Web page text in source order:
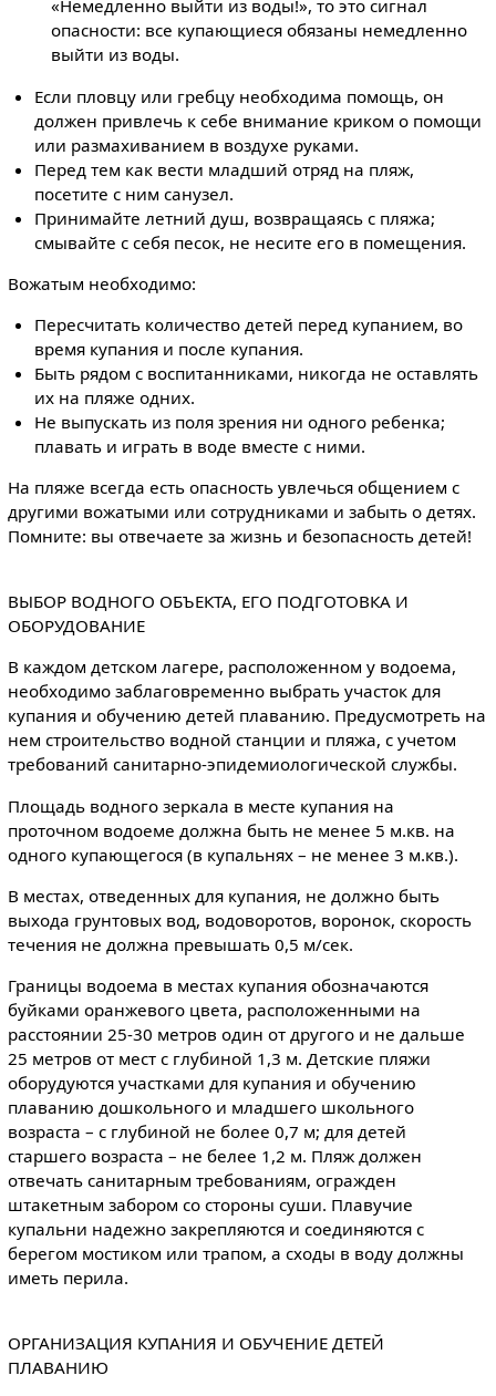
«Немедленно выйти из воды!», то это сигнал
опасности: все купающиеся обязаны немедленно
выйти из воды.
Если пловцу или гребцу необходима помощь, он
должен привлечь к себе внимание криком о помощи
или размахиванием в воздухе руками.
Перед тем как вести младший отряд на пляж,
посетите с ним санузел.
Принимайте летний душ, возвращаясь с пляжа;
смывайте с себя песок, не несите его в помещения.
Вожатым необходимо:
Пересчитать количество детей перед купанием, во
время купания и после купания.
Быть рядом с воспитанниками, никогда не оставлять
их на пляже одних.
Не выпускать из поля зрения ни одного ребенка;
плавать и играть в воде вместе с ними.
На пляже всегда есть опасность увлечься общением с
другими вожатыми или сотрудниками и забыть о детях.
Помните: вы отвечаете за жизнь и безопасность детей!
ВЫБОР ВОДНОГО ОБЪЕКТА, ЕГО ПОДГОТОВКА И
ОБОРУДОВАНИЕ
В каждом детском лагере, расположенном у водоема,
необходимо заблаговременно выбрать участок для
купания и обучению детей плаванию. Предусмотреть на
нем строительство водной станции и пляжа, с учетом
требований санитарно-эпидемиологической службы.
Площадь водного зеркала в месте купания на
проточном водоеме должна быть не менее 5 м.кв. на
одного купающегося (в купальнях – не менее 3 м.кв.).
В местах, отведенных для купания, не должно быть
выхода грунтовых вод, водоворотов, воронок, скорость
течения не должна превышать 0,5 м/сек.
Границы водоема в местах купания обозначаются
буйками оранжевого цвета, расположенными на
расстоянии 25-30 метров один от другого и не дальше
25 метров от мест с глубиной 1,3 м. Детские пляжи
оборудуются участками для купания и обучению
плаванию дошкольного и младшего школьного
возраста – с глубиной не более 0,7 м; для детей
старшего возраста – не белее 1,2 м. Пляж должен
отвечать санитарным требованиям, огражден
штакетным забором со стороны суши. Плавучие
купальни надежно закрепляются и соединяются с
берегом мостиком или трапом, а сходы в воду должны
иметь перила.
ОРГАНИЗАЦИЯ КУПАНИЯ И ОБУЧЕНИЕ ДЕТЕЙ
ПЛАВАНИЮ